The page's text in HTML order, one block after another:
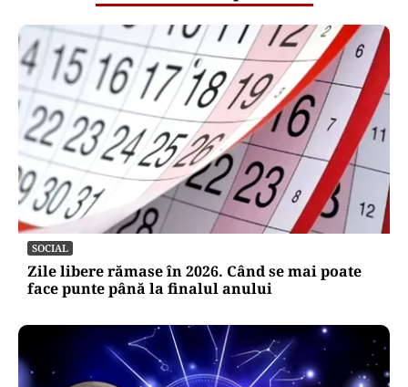
SOCIAL
Zile libere rămase în 2026. Când se mai poate
face punte până la finalul anului